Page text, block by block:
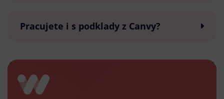
Pracujete i s podklady z Canvy?